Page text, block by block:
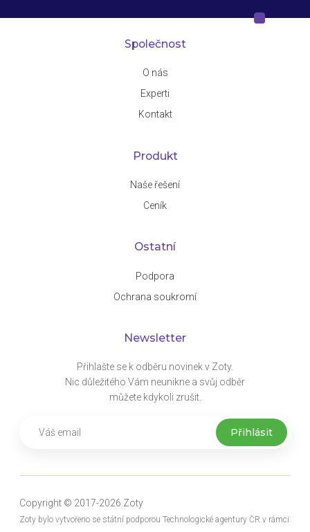
Společnost
O nás
Experti
Kontakt
Produkt
Naše řešení
Ceník
Ostatní
Podpora
Ochrana soukromí
Newsletter
Přihlašte se k odběru novinek v Zoty.
Nic důležitého Vám neunikne a svůj odběr
můžete kdykoli zrušit.
Copyright © 2017-2026 Zoty
Zoty bylo vytvořeno se státní podporou Technologické agentury ČR v rámci